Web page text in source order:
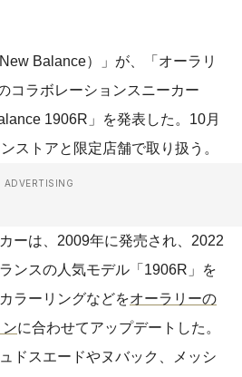
Balance）」が、「オーラリ
コラボレーションスニーカー
1906R」を発表した。10月
ストアと限定店舗で取り扱う。
ADVERTISING
ーは、2009年に発売され、2022
ンスの人気モデル「1906R」を
ラーリングなどをオーラリーの
に合わせてアップデートした。
ドスエードやヌバック、メッシ